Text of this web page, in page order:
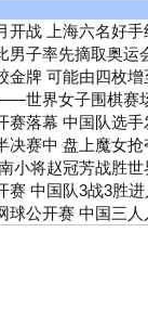
开战 上海六名好
男子率先摘取奥运
金牌 可能由四枚增
世界女子围棋赛
赛落幕 中国队选
决赛中 盘上魔女抢
小将赵冠芳战胜
赛 中国队3战3胜
球公开赛 中国三